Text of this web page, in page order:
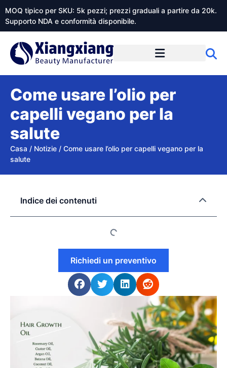
MOQ tipico per SKU: 5k pezzi; prezzi graduali a partire da 20k.
Supporto NDA e conformità disponibile.
Come usare l’olio per
capelli vegano per la
salute
Casa / Notizie / Come usare l’olio per capelli vegano per la
salute
Indice dei contenuti
Richiedi un preventivo